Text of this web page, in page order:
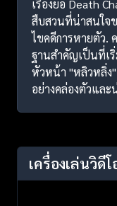
เรื่องย่อ Death
สืบสวนที่น่าสนใจ
ไขคดีการหายตัว.
ฐานสำคัญเป็นที่เ
หัวหน้า "หลิวหลิ่ง
อย่างคล่องตัวและ
เครื่องเล่นวิดีโ